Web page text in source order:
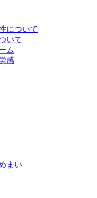
について
いて
ム
感
まい